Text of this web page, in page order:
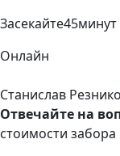
Засекайте45минут
Онлайн
Станислав
Отвечайте на
стоимости